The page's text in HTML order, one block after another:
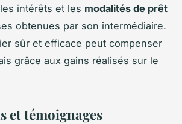
intérêts et les modalités de prêt
obtenues par son intermédiaire.
sûr et efficace peut compenser
grâce aux gains réalisés sur le
et témoignages